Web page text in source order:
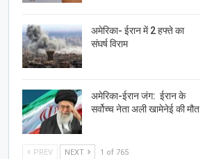
अमेरिका- ईरान में 2 हफ्ते का
संघर्ष विराम
अमेरिका-ईरान जंग: ईरान के
सर्वोच्च नेता अली खामेनेई की मौत
PREV NEXT 1 of 765